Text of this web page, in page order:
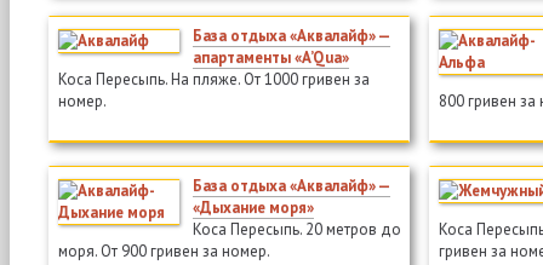
База отдыха «Аквалайф» —
апартаменты «A’Qua»
Коса Пересыпь. На пляже. От 1000 гривен за
номер.
800 гривен за
База отдыха «Аквалайф» —
«Дыхание моря»
Коса Пересыпь. 20 метров до
моря. От 900 гривен за номер.
Коса
гривен за